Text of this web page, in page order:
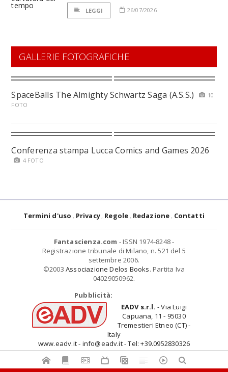
LEGGI 26/07/2026
GALLERIE FOTOGRAFICHE
SpaceBalls The Almighty Schwartz Saga (A.S.S.)
10
FOTO
Conferenza stampa Lucca Comics and Games 2026
4 FOTO
Termini d'uso Privacy Regole Redazione Contatti
Fantascienza.com - ISSN 1974-8248 -
Registrazione tribunale di Milano, n. 521 del 5
settembre 2006.
©2003 Associazione Delos Books. Partita Iva
04029050962.
Pubblicità:
EADV s.r.l. - Via Luigi
Capuana, 11 - 95030
Tremestieri Etneo (CT) -
Italy
www.eadv.it - info@eadv.it - Tel: +39.0952830326